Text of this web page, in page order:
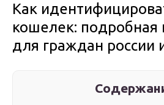
Как
кошелек: подробная
для граждан россии